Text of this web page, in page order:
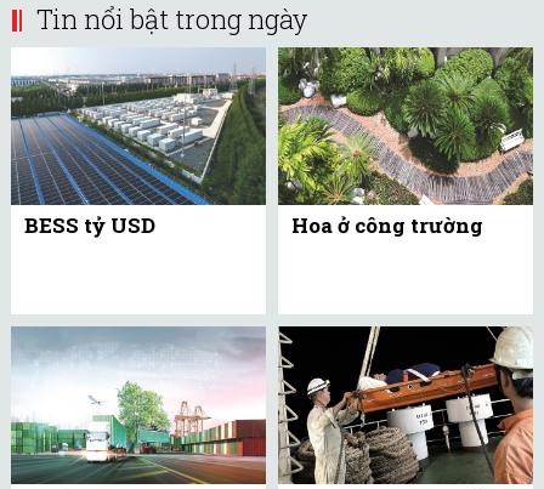
Tin nổi bật trong ngày
BESS tỷ USD Hoa ở công trường